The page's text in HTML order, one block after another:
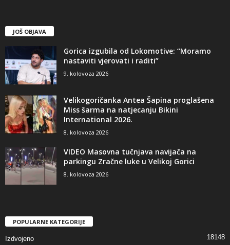
JOŠ OBJAVA
Gorica izgubila od Lokomotive: “Moramo
nastaviti vjerovati i raditi”
9. kolovoza 2026
Velikogoričanka Antea Šapina proglašena
Miss šarma na natjecanju Bikini
International 2026.
8. kolovoza 2026
VIDEO Masovna tučnjava navijača na
parkingu Zračne luke u Velikoj Gorici
8. kolovoza 2026
POPULARNE KATEGORIJE
Izdvojeno 18148